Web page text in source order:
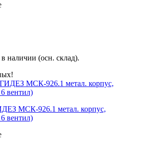
наличии (осн. склад).
МСК-926.1 метал. корпус,
вентил)